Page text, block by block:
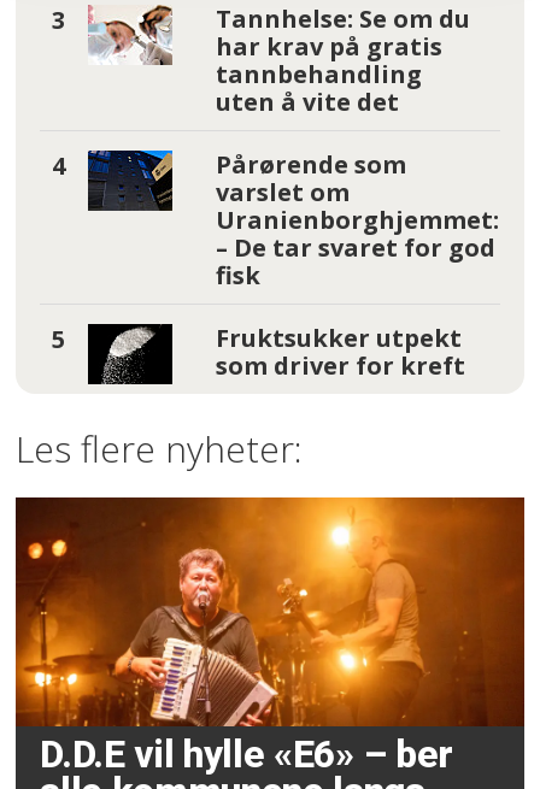
Tannhelse: Se om du
har krav på gratis
tannbehandling
uten å vite det
Pårørende som
varslet om
Uranienborghjemmet:
– De tar svaret for god
fisk
Fruktsukker utpekt
som driver for kreft
Les flere nyheter:
D.D.E vil hylle «E6» – ber